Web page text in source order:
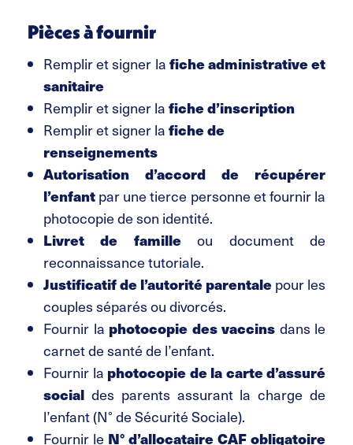
Pièces à fournir
Remplir et signer la fiche administrative et
sanitaire
Remplir et signer la fiche d’inscription
Remplir et signer la fiche de
renseignements
Autorisation d’accord de récupérer
l’enfant par une tierce personne et fournir la
photocopie de son identité.
Livret de familleou document de
reconnaissance tutoriale.
Justificatif de l’autorité parentale pour les
couples séparés ou divorcés.
Fournir la photocopie des vaccins dans le
carnet de santé de l’enfant.
Fournir la photocopie de la carte d’assuré
social des parents assurant la charge de
l’enfant (N° de Sécurité Sociale).
Fournir le N° d’allocataire CAF obligatoire